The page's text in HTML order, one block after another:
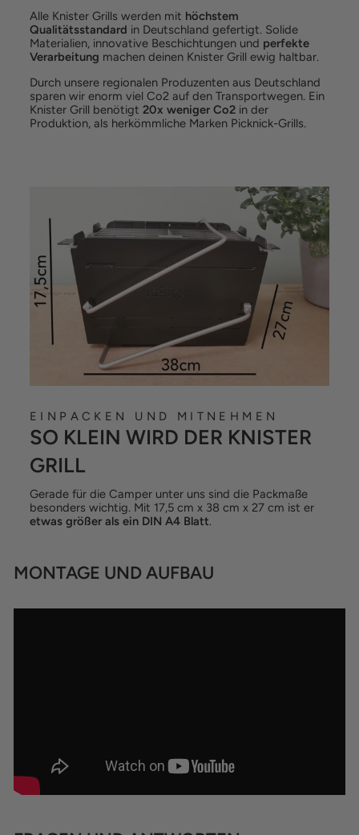
Alle Knister Grills werden mit höchstem
Qualitätsstandard in Deutschland gefertigt. Solide
Materialien, innovative Beschichtungen und perfekte
Verarbeitung machen deinen Knister Grill ewig haltbar.
Durch unsere regionalen Produzenten aus Deutschland
sparen wir enorm viel Co2 auf den Transportwegen. Ein
Knister Grill benötigt 20x weniger Co2 in der
Produktion, als herkömmliche Marken Picknick-Grills.
EINPACKEN UND MITNEHMEN
SO KLEIN WIRD DER KNISTER
GRILL
Gerade für die Camper unter uns sind die Packmaße
besonders wichtig. Mit 17,5 cm x 38 cm x 27 cm ist er
etwas größer als ein DIN A4 Blatt.
MONTAGE UND AUFBAU